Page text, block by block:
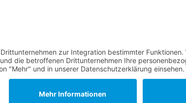
ImpressumundDatenschutz